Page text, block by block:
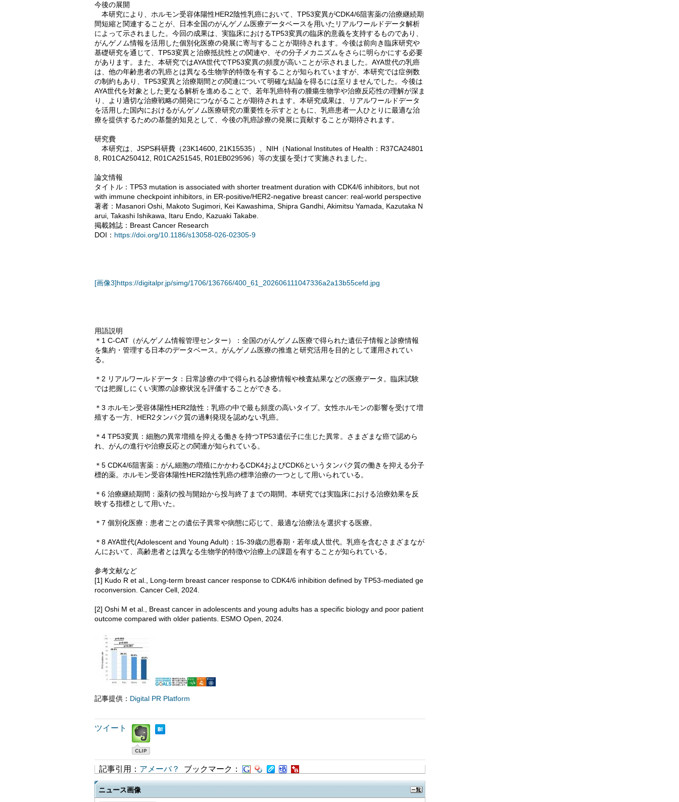
今後の展開
本研究により、ホルモン受容体陽性HER2陰性乳癌において、TP53変異がCDK4/6阻害薬の治療継続期
間短縮と関連することが、日本全国のがんゲノム医療データベースを用いたリアルワールドデータ解析
によって示されました。今回の成果は、実臨床におけるTP53変異の臨床的意義を支持するものであり、
がんゲノム情報を活用した個別化医療の発展に寄与することが期待されます。今後は前向き臨床研究や
基礎研究を通じて、TP53変異と治療抵抗性との関連や、その分子メカニズムをさらに明らかにする必要
があります。また、本研究ではAYA世代でTP53変異の頻度が高いことが示されました。AYA世代の乳癌
は、他の年齢患者の乳癌とは異なる生物学的特徴を有することが知られていますが、本研究では症例数
の制約もあり、TP53変異と治療期間との関連について明確な結論を得るには至りませんでした。今後は
AYA世代を対象とした更なる解析を進めることで、若年乳癌特有の腫瘍生物学や治療反応性の理解が深ま
り、より適切な治療戦略の開発につながることが期待されます。本研究成果は、リアルワールドデータ
を活用した国内におけるがんゲノム医療研究の重要性を示すとともに、乳癌患者一人ひとりに最適な治
療を提供するための基盤的知見として、今後の乳癌診療の発展に貢献することが期待されます。
研究費
本研究は、JSPS科研費（23K14600, 21K15535）、NIH（National Institutes of Health：R37CA24801
8, R01CA250412, R01CA251545, R01EB029596）等の支援を受けて実施されました。
論文情報
タイトル：TP53 mutation is associated with shorter treatment duration with CDK4/6 inhibitors, but not
with immune checkpoint inhibitors, in ER-positive/HER2-negative breast cancer: real-world perspective
著者：Masanori Oshi, Makoto Sugimori, Kei Kawashima, Shipra Gandhi, Akimitsu Yamada, Kazutaka N
arui, Takashi Ishikawa, Itaru Endo, Kazuaki Takabe.
掲載雑誌：Breast Cancer Research
DOI： https://doi.org/10.1186/s13058-026-02305-9
[画像3]https://digitalpr.jp/simg/1706/136766/400_61_202606111047336a2a13b55cefd.jpg
用語説明
＊1 C-CAT（がんゲノム情報管理センター）：全国のがんゲノム医療で得られた遺伝子情報と診療情報
を集約・管理する日本のデータベース。がんゲノム医療の推進と研究活用を目的として運用されてい
る。
＊2 リアルワールドデータ：日常診療の中で得られる診療情報や検査結果などの医療データ。臨床試験
では把握しにくい実際の診療状況を評価することができる。
＊3 ホルモン受容体陽性HER2陰性：乳癌の中で最も頻度の高いタイプ。女性ホルモンの影響を受けて増
殖する一方、HER2タンパク質の過剰発現を認めない乳癌。
＊4 TP53変異：細胞の異常増殖を抑える働きを持つTP53遺伝子に生じた異常。さまざまな癌で認めら
れ、がんの進行や治療反応との関連が知られている。
＊5 CDK4/6阻害薬：がん細胞の増殖にかかわるCDK4およびCDK6というタンパク質の働きを抑える分子
標的薬。ホルモン受容体陽性HER2陰性乳癌の標準治療の一つとして用いられている。
＊6 治療継続期間：薬剤の投与開始から投与終了までの期間。本研究では実臨床における治療効果を反
映する指標として用いた。
＊7 個別化医療：患者ごとの遺伝子異常や病態に応じて、最適な治療法を選択する医療。
＊8 AYA世代(Adolescent and Young Adult)：15-39歳の思春期・若年成人世代。乳癌を含むさまざまなが
んにおいて、高齢患者とは異なる生物学的特徴や治療上の課題を有することが知られている。
参考文献など
[1] Kudo R et al., Long-term breast cancer response to CDK4/6 inhibition defined by TP53-mediated ge
roconversion. Cancer Cell, 2024.
[2] Oshi M et al., Breast cancer in adolescents and young adults has a specific biology and poor patient
outcome compared with older patients. ESMO Open, 2024.
記事提供： Digital PR Platform
ツイート
記事引用： アメーバ？ ブックマーク：
ニュース画像